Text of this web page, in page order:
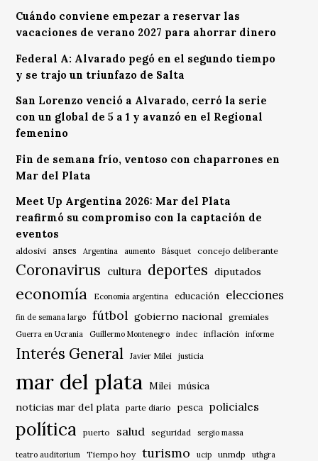
Cuándo conviene empezar a reservar las
vacaciones de verano 2027 para ahorrar dinero
Federal A: Alvarado pegó en el segundo tiempo
y se trajo un triunfazo de Salta
San Lorenzo venció a Alvarado, cerró la serie
con un global de 5 a 1 y avanzó en el Regional
femenino
Fin de semana frío, ventoso con chaparrones en
Mar del Plata
Meet Up Argentina 2026: Mar del Plata
reafirmó su compromiso con la captación de
eventos
aldosivi anses Argentina aumento Básquet concejo deliberante
Coronavirus cultura deportes diputados
economía Economía argentina educación elecciones
fin de semana largo fútbol gobierno nacional gremiales
Guerra en Ucrania Guillermo Montenegro indec inflación informe
Interés General Javier Milei justicia
mar del plata Milei música
noticias mar del plata
parte diario pesca policiales
política puerto salud seguridad sergio massa
teatro auditorium Tiempo hoy turismo ucip unmdp uthgra